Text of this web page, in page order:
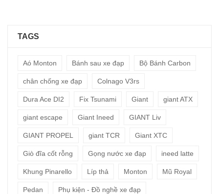
TAGS
Aó Monton Bánh sau xe đạp Bộ Bánh Carbon
chân chống xe đạp Colnago V3rs
Dura Ace DI2 Fix Tsunami Giant giant ATX
giant escape Giant Ineed GIANT Liv
GIANT PROPEL giant TCR Giant XTC
Giò đĩa cốt rỗng Gọng nước xe đạp ineed latte
Khung Pinarello Líp thả Monton Mũ Royal
Pedan Phụ kiện - Đồ nghề xe đạp